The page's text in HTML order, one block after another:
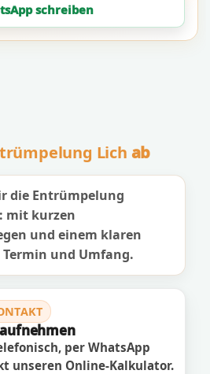
schreiben
Lich ab
die Entrümpelung
mit kurzen
und einem klaren
und Umfang.
per WhatsApp
unseren Online-Kalkulator.